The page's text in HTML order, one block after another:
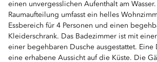
einen unvergesslichen Aufenthalt am
Raumaufteilung umfasst ein helles
Essbereich für 4 Personen und einen
Kleiderschrank. Das Badezimmer ist mit
einer begehbaren Dusche ausgestattet. Eine
eine erhabene Aussicht auf die Küste. Die